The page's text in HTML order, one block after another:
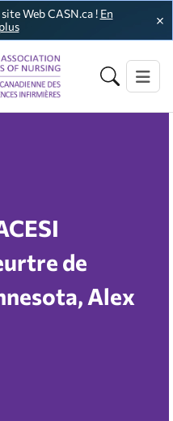
Web CASN.ca ! En
de
Alex